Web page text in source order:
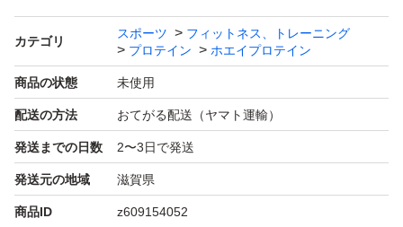
カテゴリ
スポーツ
フィットネス、トレーニング
プロテイン
ホエイプロテイン
商品の状態 未使用
配送の方法 おてがる配送（ヤマト運輸）
発送までの日数 2〜3日で発送
発送元の地域 滋賀県
商品ID z609154052